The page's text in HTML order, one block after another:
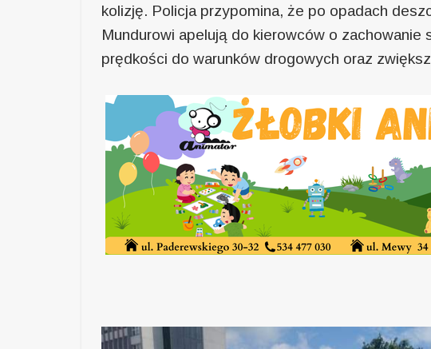
kolizję. Policja przypomina, że po opadach
Mundurowi apelują do kierowców o
prędkości do warunków drogowych oraz